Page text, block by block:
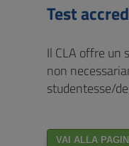
Test
Il CLA offre un
non
studentesse/
VAI ALLA